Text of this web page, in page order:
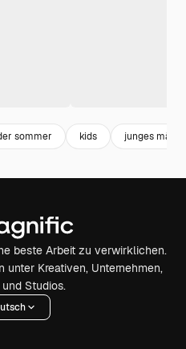
sommer kids junges
beste Arbeit zu verwirklichen.
unter Kreativen, Unternehmen,
Studios.